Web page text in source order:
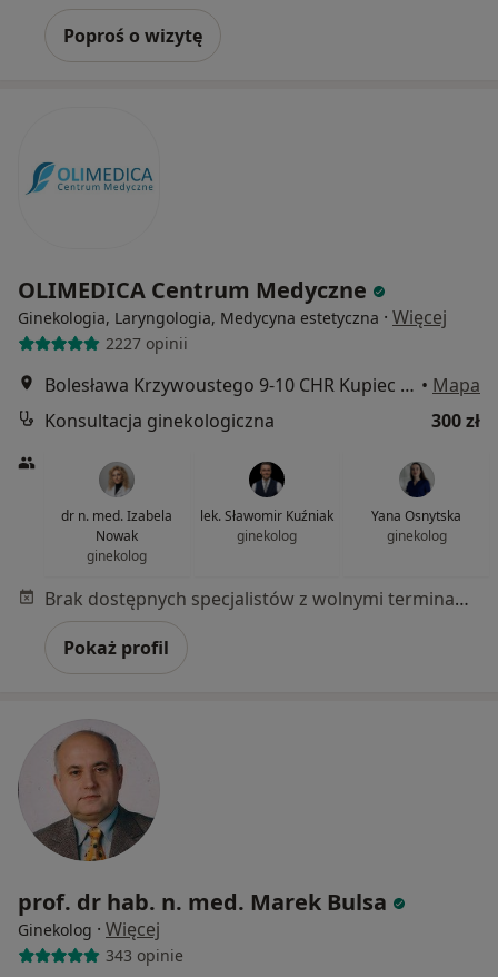
Poproś o wizytę
OLIMEDICA Centrum Medyczne
Ginekologia, Laryngologia, Medycyna estetyczna · Więcej
2227 opinii
Bolesława Krzywoustego 9-10 CHR Kupiec 1 piętro, Szczecin • Mapa
Konsultacja ginekologiczna
300 zł
dr n. med. Izabela
Nowak
ginekolog
lek. Sławomir Kuźniak
ginekolog
Yana Osnytska
ginekolog
Brak dostępnych specjalistów z wolnymi terminami w tym centrum medycznym.
Pokaż profil
prof. dr hab. n. med. Marek Bulsa
Ginekolog · Więcej
343 opinie